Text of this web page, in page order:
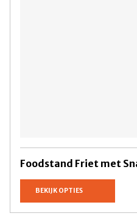
Foodstand Friet met
BEKIJK OPTIES